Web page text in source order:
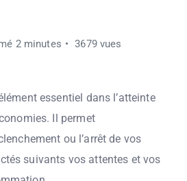
2 minutes 3679 vues
essentiel dans l’atteinte
Il permet
ou l’arrêt de vos
suivants vos attentes et vos